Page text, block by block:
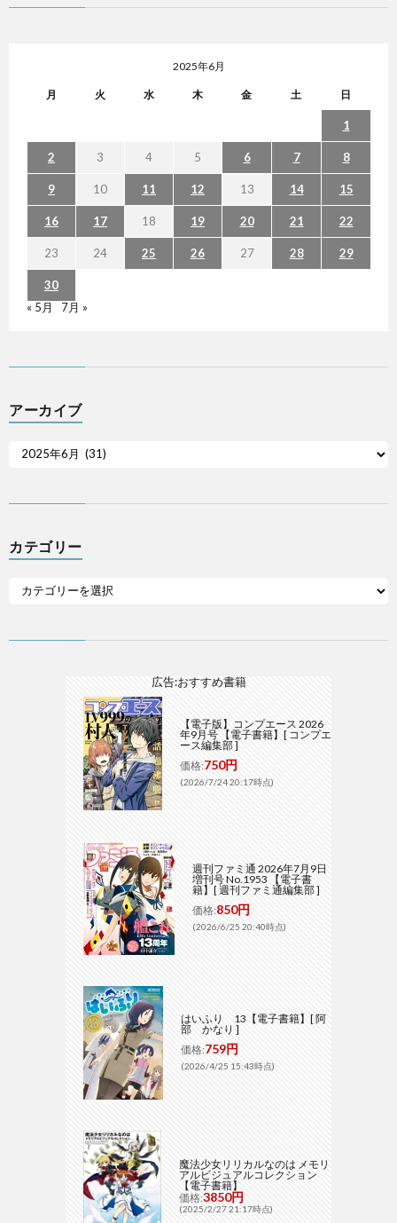
2025年6月
月 火 水 木 金 土 日
1
2 3 4 5 6 7 8
9 10 11 12 13 14 15
16 17 18 19 20 21 22
23 24 25 26 27 28 29
30
« 5月
7月 »
アーカイブ
カテゴリー
広告:おすすめ書籍
【電子版】コンプエース 2026
年9月号 【電子書籍】[ コンプエ
ース編集部 ]
価格:750円
(2026/7/24 20:17時点)
週刊ファミ通 2026年7月9日
増刊号 No.1953 【電子書
籍】[ 週刊ファミ通編集部 ]
価格:850円
(2026/6/25 20:40時点)
はいふり 13【電子書籍】[ 阿
部 かなり ]
価格:759円
(2026/4/25 15:43時点)
魔法少女リリカルなのは メモリ
アルビジュアルコレクション
【電子書籍】
価格:3850円
(2025/2/27 21:17時点)